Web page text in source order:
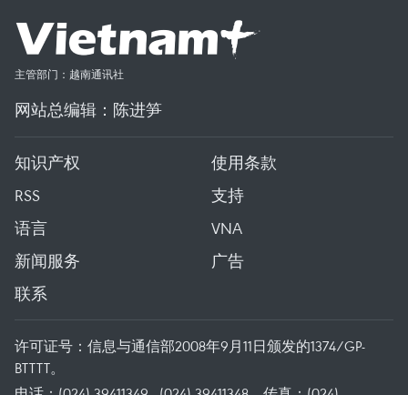
主管部门：越南通讯社
网站总编辑：陈进笋
知识产权
使用条款
RSS
支持
语言
VNA
新闻服务
广告
联系
许可证号：信息与通信部2008年9月11日颁发的1374/GP-
BTTTT。